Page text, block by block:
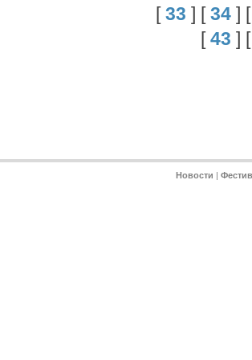
[33 ] [34 ]
[43 ]
Новости |